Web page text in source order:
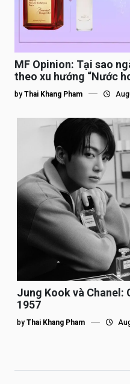
MF Opinion: Tại sao
theo xu hướng “Nước
by Thai Khang Pham
Jung Kook và Chanel:
1957
by Thai Khang Pham